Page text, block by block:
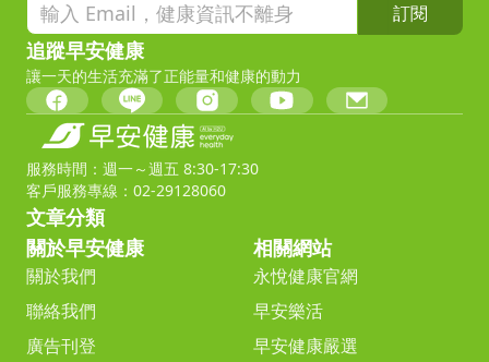
訂閱
追蹤早安健康
讓一天的生活充滿了正能量和健康的動力
服務時間：週一～週五 8:30-17:30
客戶服務專線：02-29128060
文章分類
關於早安健康
關於我們
聯絡我們
廣告刊登
相關網站
永悅健康官網
早安樂活
早安健康嚴選